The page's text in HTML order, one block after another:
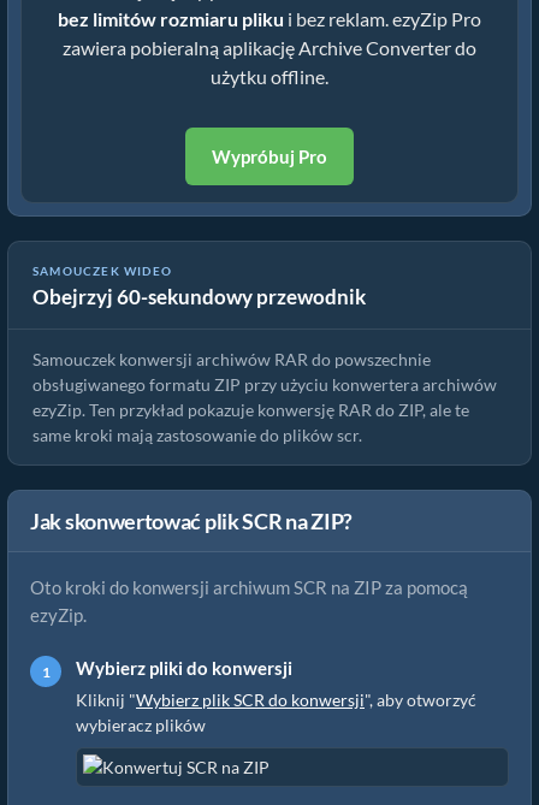
bez limitów rozmiaru pliku i bez reklam. ezyZip Pro
zawiera pobieralną aplikację Archive Converter do
użytku offline.
Wypróbuj Pro
SAMOUCZEK WIDEO
Obejrzyj 60-sekundowy przewodnik
Jak konwertować pliki scr | Prosty przewodnik
Samouczek konwersji archiwów RAR do powszechnie
obsługiwanego formatu ZIP przy użyciu konwertera archiwów
ezyZip. Ten przykład pokazuje konwersję RAR do ZIP, ale te
same kroki mają zastosowanie do plików scr.
Jak skonwertować plik SCR na ZIP?
Oto kroki do konwersji archiwum SCR na ZIP za pomocą
ezyZip.
Wybierz pliki do konwersji
Kliknij "Wybierz plik SCR do konwersji", aby otworzyć
wybieracz plików